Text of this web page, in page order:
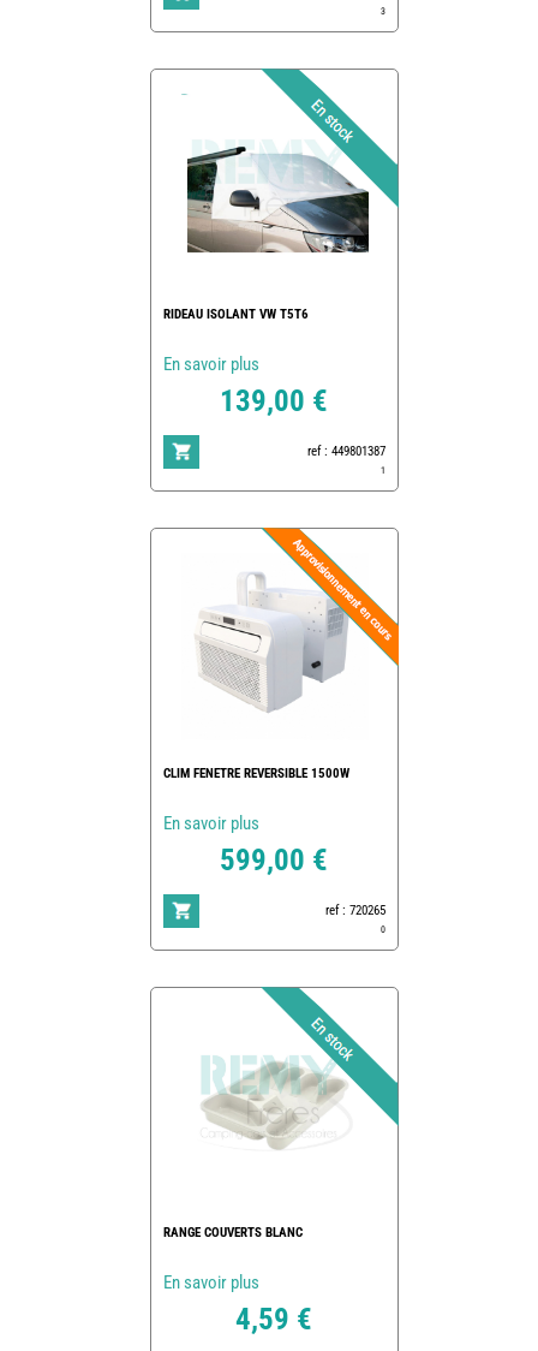
3
RIDEAU ISOLANT VW T5T6
En savoir plus
139,00 €
ref : 449801387
1
CLIM FENETRE REVERSIBLE 1500W
En savoir plus
599,00 €
ref : 720265
0
RANGE COUVERTS BLANC
En savoir plus
4,59 €